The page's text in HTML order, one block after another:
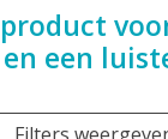
een